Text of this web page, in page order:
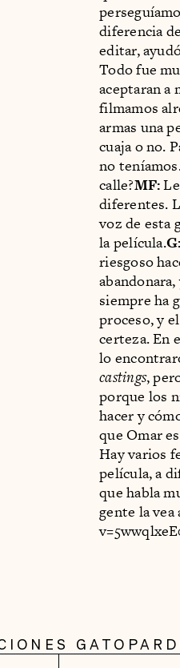
diferencia
editar,
Todo fue
aceptaran a
filmamos
armas una
cuaja o no.
no
calle?MF:
diferentes.
voz de esta
la película.G:
riesgoso
siempre ha
proceso, y
certeza. En
lo
castings,
porque los
hacer y
que Omar
Hay varios
película, a
que habla
gente la